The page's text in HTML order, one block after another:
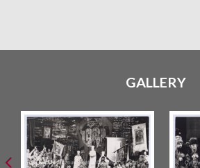
GALLERY